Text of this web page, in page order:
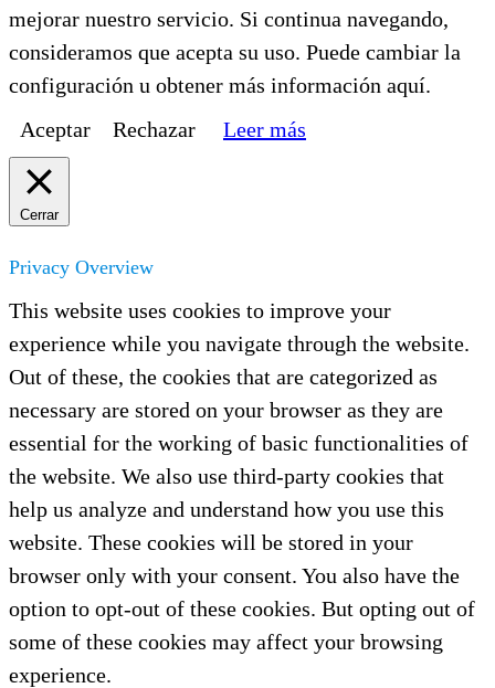
mejorar nuestro servicio. Si continua navegando,
consideramos que acepta su uso. Puede cambiar la
configuración u obtener más información aquí.
Aceptar
Rechazar Leer más
Cerrar
Privacy Overview
This website uses cookies to improve your
experience while you navigate through the website.
Out of these, the cookies that are categorized as
necessary are stored on your browser as they are
essential for the working of basic functionalities of
the website. We also use third-party cookies that
help us analyze and understand how you use this
website. These cookies will be stored in your
browser only with your consent. You also have the
option to opt-out of these cookies. But opting out of
some of these cookies may affect your browsing
experience.